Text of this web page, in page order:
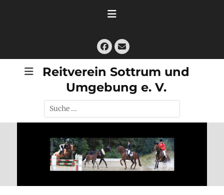
Facebook
E-
Mail
Reitverein Sottrum und
Umgebung e. V.
Suche
nach: